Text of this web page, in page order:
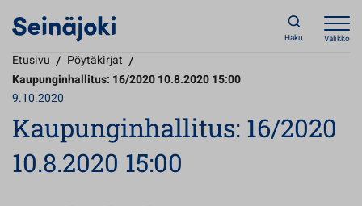
Haku Valikko
Etusivu / Pöytäkirjat /
Kaupunginhallitus: 16/2020 10.8.2020 15:00
9.10.2020
Kaupunginhallitus: 16/2020
10.8.2020 15:00